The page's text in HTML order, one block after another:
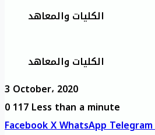
الكليات والمعاهد
الكليات والمعاهد
3 October، 2020
0117Less than a minute
FacebookXWhatsAppTelegram